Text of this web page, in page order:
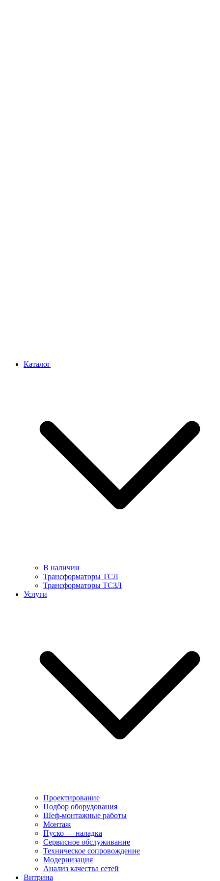
Каталог
В наличии
Трансформаторы ТСЛ
Трансформаторы ТСЗЛ
Услуги
Проектирование
Подбор оборудования
Шеф-монтажные работы
Монтаж
Пуско — наладка
Сервисное обслуживание
Техническое сопровождение
Модернизация
Анализ качества сетей
Витрина